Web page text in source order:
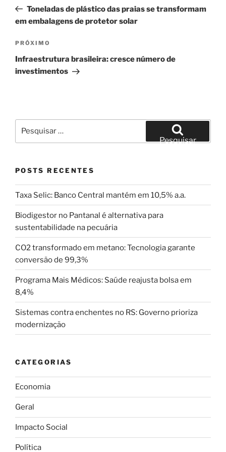
Post
anterior
Toneladas de plástico das praias se transformam
em embalagens de protetor solar
Próximo
post
PRÓXIMO
Infraestrutura brasileira: cresce número de
investimentos
por:
Pesquisar
POSTS RECENTES
Taxa Selic: Banco Central mantém em 10,5% a.a.
Biodigestor no Pantanal é alternativa para
sustentabilidade na pecuária
CO2 transformado em metano: Tecnologia garante
conversão de 99,3%
Programa Mais Médicos: Saúde reajusta bolsa em
8,4%
Sistemas contra enchentes no RS: Governo prioriza
modernização
CATEGORIAS
Economia
Geral
Impacto Social
Política